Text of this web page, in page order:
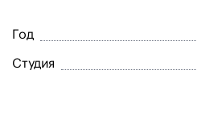
Год
Студия